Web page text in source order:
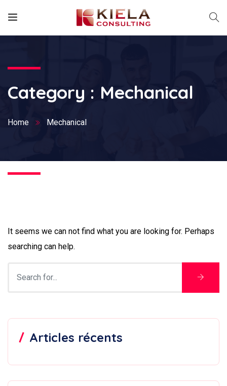
Category : Mechanical
Home Mechanical
It seems we can not find what you are looking for. Perhaps
searching can help.
Articles récents